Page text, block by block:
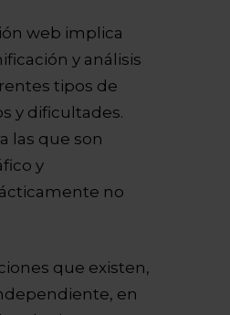
web implica
y análisis
tipos de
y dificultades.
las que son
y
no
que existen,
en